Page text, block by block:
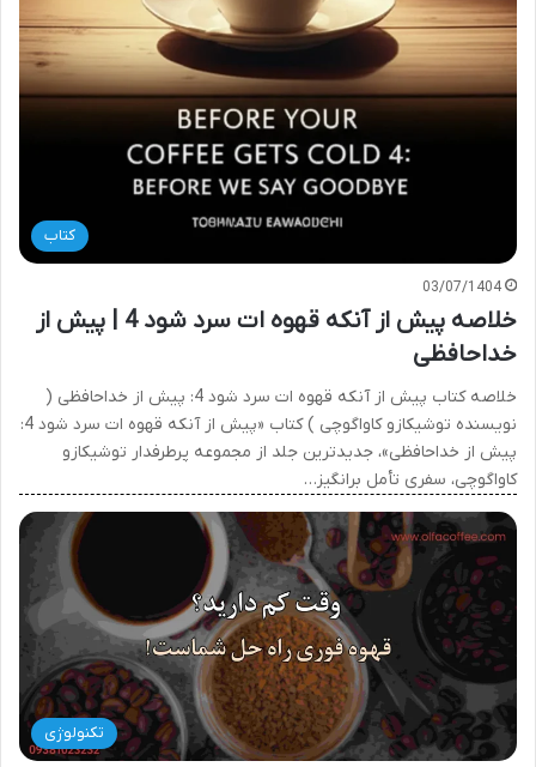
کتاب
03/07/1404
خلاصه پیش از آنکه قهوه ات سرد شود 4 | پیش از
خداحافظی
خلاصه کتاب پیش از آنکه قهوه ات سرد شود 4: پیش از خداحافظی (
نویسنده توشیکازو کاواگوچی ) کتاب «پیش از آنکه قهوه ات سرد شود 4:
پیش از خداحافظی»، جدیدترین جلد از مجموعه پرطرفدار توشیکازو
کاواگوچی، سفری تأمل برانگیز…
تکنولوژی